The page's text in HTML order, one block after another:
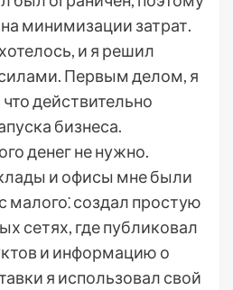
минимизации затрат.
и я решил
Первым делом, я
действительно
бизнеса.
денег не нужно.
и офисы мне были
малого⁚ создал простую
сетях, где публиковал
и информацию о
я использовал свой